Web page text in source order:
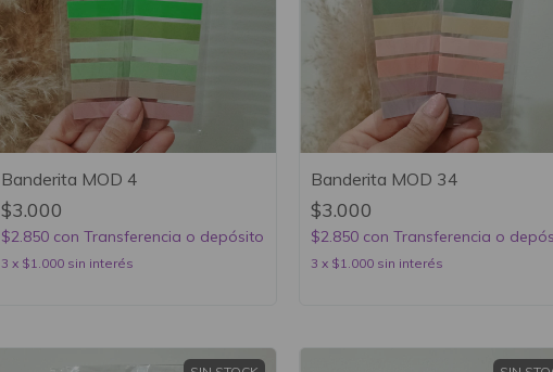
Banderita MOD 4
$3.000
$2.850 con Transferencia o depósito
3 x $1.000 sin interés
Banderita MOD 34
$3.000
$2.850 con Transferencia o
3 x $1.000 sin interés